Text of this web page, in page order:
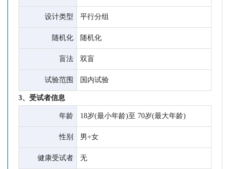
设计类型 平行分组
随机化 随机化
盲法 双盲
试验范围 国内试验
3、受试者信息
年龄 18岁(最小年龄)至 70岁(最大年龄)
性别 男+女
健康受试者 无